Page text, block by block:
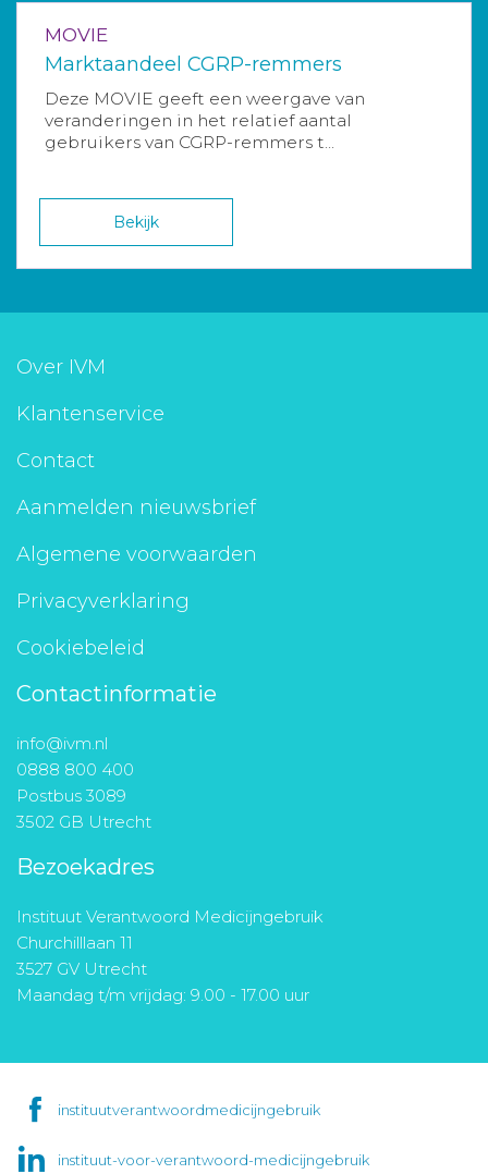
MOVIE
Marktaandeel CGRP-remmers
Deze MOVIE geeft een weergave van
veranderingen in het relatief aantal
gebruikers van CGRP-remmers t...
Bekijk
Over IVM
Klantenservice
Contact
Aanmelden nieuwsbrief
Algemene voorwaarden
Privacyverklaring
Cookiebeleid
Contactinformatie
info@ivm.nl
0888 800 400
Postbus 3089
3502 GB Utrecht
Bezoekadres
Instituut Verantwoord Medicijngebruik
Churchilllaan 11
3527 GV Utrecht
Maandag t/m vrijdag: 9.00 - 17.00 uur
instituutverantwoordmedicijngebruik
instituut-voor-verantwoord-medicijngebruik